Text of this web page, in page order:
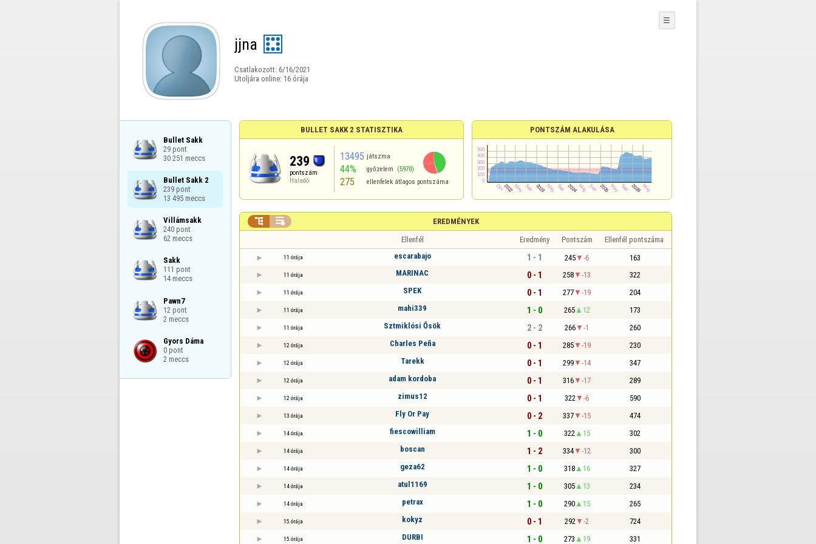
jjna
Csatlakozott: 6/16/2021
Utoljára online: 16 órája
☰
Bullet Sakk
29 pont
30 251 meccs
Bullet Sakk 2
239 pont
13 495 meccs
Villámsakk
240 pont
62 meccs
Sakk
111 pont
14 meccs
Pawn7
12 pont
2 meccs
Gyors Dáma
0 pont
2 meccs
BULLET SAKK 2 STATISZTIKA
239
pontszám
Haladó
13495 játszma
44% győzelem (5970)
275 ellenfelek átlagos pontszáma
PONTSZÁM ALAKULÁSA
EREDMÉNYEK
 
Ellenfél Eredmény Pontszám Ellenfél pontszáma
11 órája escarabajo 1 - 1 245 -6 163
11 órája MARINAC 0 - 1 258 -13 322
11 órája SPEK 0 - 1 277 -19 204
11 órája mahi339 1 - 0 265 12 173
11 órája Sztmiklósi Ősök 2 - 2 266 -1 260
12 órája Charles Peña 0 - 1 285 -19 230
12 órája Tarekk 0 - 1 299 -14 347
12 órája adam kordoba 0 - 1 316 -17 289
12 órája zimus12 0 - 1 322 -6 590
13 órája Fly Or Pay 0 - 2 337 -15 474
14 órája fiescowilliam 1 - 0 322 15 302
14 órája boscan 1 - 2 334 -12 300
14 órája geza62 1 - 0 318 16 327
14 órája atul1169 1 - 0 305 13 234
14 órája petrax 1 - 0 290 15 265
15 órája kokyz 0 - 1 292 -2 724
15 órája DURBI 1 - 0 273 19 331